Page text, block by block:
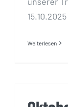
15.10.2025
Weiterlesen